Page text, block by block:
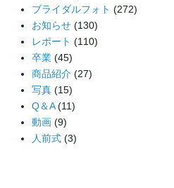
ブライダルフォト (272)
お知らせ (130)
レポート (110)
卒業 (45)
商品紹介 (27)
写真 (15)
Q＆A(11)
動画 (9)
人前式 (3)